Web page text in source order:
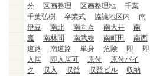
分
区画整理 区画整理地
千葉
千葉弘樹
卒業式 協議地区内
南
伊豆
南北 南向き 南大井
南
庭
南林間 南武線 南町田
南西
道路
南道路 単身 危険 即
即
入居
即入居可 原付
原付バイ
ク
収入 収益 収益ビル
収納